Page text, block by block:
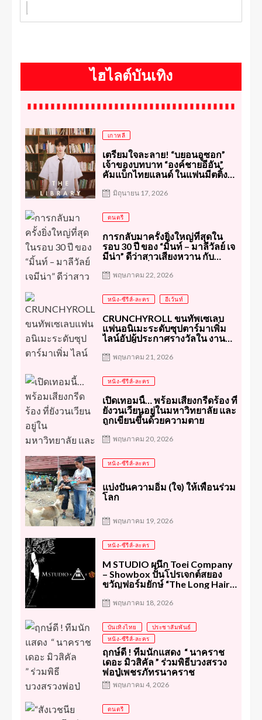
ไฮไลต์บันเทิง
เกาหลี
เตรียมใจละลาย! “บยอนอูซอก”
เจ้าของบทบาท “องค์ชายอีอัน”
คัมแบ็กไทยแลนด์ ในแฟนมีตติ้ง
Fanmeeting Tour in Bangkok”
ความลับ ที่เหล่าอูเชทงชาวไทย
ห้ามพลาดเด็ดขาด
มิถุนายน 17, 2026
ดนตรี
การกลับมาครั้งยิ่งใหญ่ที่สุดใน
รอบ 30 ปี ของ “มิ้นท์ – มาลีวัลย์ เจ
มีน่า” ดีว่าสาวเสียงหวาน กับ
Concert Love in Rock”
พฤษภาคม 22, 2026
หนัง-ซีรีส์-ละคร อีเว้นท์
CRUNCHYROLL ขนทัพเซเลบ
แฟนอนิเมะระดับซุปตาร์มาเพิ่ม
ไลน์อัปผู้ประกาศรางวัลใน งาน
AWARDS ครั้งที่ 10
พฤษภาคม 21, 2026
หนัง-ซีรีส์-ละคร
เปิดเทอมนี้… พร้อมเสียงกรีดร้อง ที่
ยังวนเวียนอยู่ในมหาวิทยาลัย และ
ถูกเขียนขึ้นด้วยความตาย
พฤษภาคม 20, 2026
หนัง-ซีรีส์-ละคร
แบ่งปันความอิ่ม (ใจ) ให้เพื่อนร่วม
โลก
พฤษภาคม 19, 2026
หนัง-ซีรีส์-ละคร
M STUDIO ผนึก Toei Company
– Showbox ปั้นโปรเจกต์สยอง
ขวัญฟอร์มยักษ์ “The Long Hair
Junji Ito ตั้งเป้าทะลุตลาดโลก
พฤษภาคม 18, 2026
บันเทิงไทย
ประชาสัมพันธ์
หนัง-ซีรีส์-ละคร
ฤกษ์ดี ! ทีมนักแสดง “ นาคราช
เดอะ มิวสิคัล ” ร่วมพิธีบวงสรวง
พ่อปู่เพชรภัทรนาคราช
พฤษภาคม 4, 2026
ดนตรี